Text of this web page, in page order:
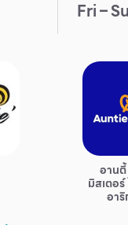
Fri –
อาน
มิสเตอร์
อาริ